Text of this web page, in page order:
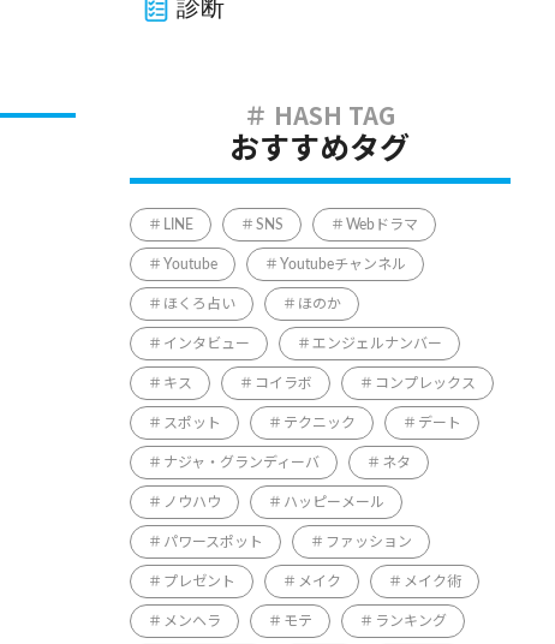
診断
おすすめタグ
LINE SNS Webドラマ
Youtube Youtubeチャンネル
ほくろ占い ほのか
インタビュー エンジェルナンバー
キス コイラボ コンプレックス
スポット テクニック デート
ナジャ・グランディーバ ネタ
ノウハウ ハッピーメール
パワースポット ファッション
プレゼント メイク メイク術
メンヘラ モテ ランキング